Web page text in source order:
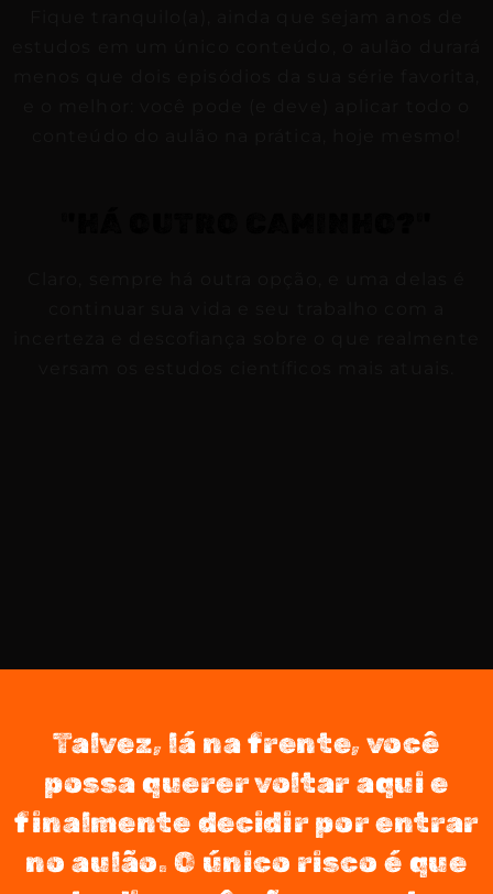
Talvez, lá na frente, você
possa querer voltar aqui e
finalmente decidir por entrar
no aulão. O único risco é que